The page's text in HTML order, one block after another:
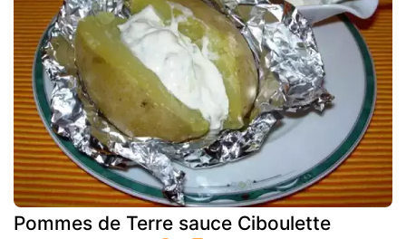
Pommes de Terre sauce Ciboulette